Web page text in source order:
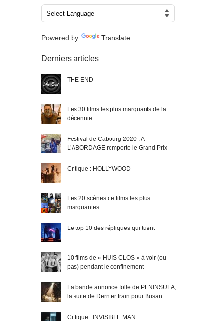
Powered by Translate
Derniers articles
THE END
Les 30 films les plus marquants de la
décennie
Festival de Cabourg 2020 : A
L’ABORDAGE remporte le Grand Prix
Critique : HOLLYWOOD
Les 20 scènes de films les plus
marquantes
Le top 10 des répliques qui tuent
10 films de « HUIS CLOS » à voir (ou
pas) pendant le confinement
La bande annonce folle de PENINSULA,
la suite de Dernier train pour Busan
Critique : INVISIBLE MAN